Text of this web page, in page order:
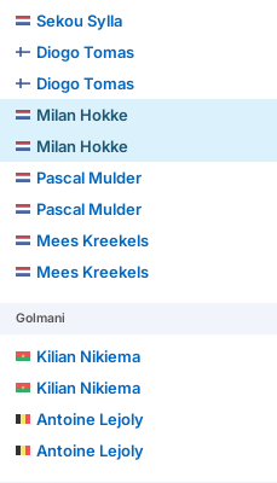
Sekou Sylla
Diogo Tomas
Diogo Tomas
Milan Hokke
Milan Hokke
Pascal Mulder
Pascal Mulder
Mees Kreekels
Mees Kreekels
Golmani
Kilian Nikiema
Kilian Nikiema
Antoine Lejoly
Antoine Lejoly